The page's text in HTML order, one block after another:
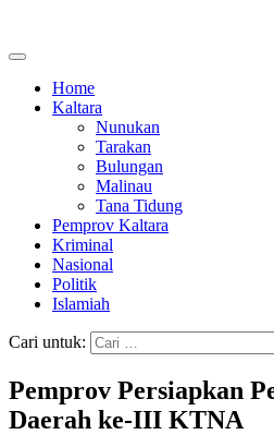
Home
Kaltara
Nunukan
Tarakan
Bulungan
Malinau
Tana Tidung
Pemprov Kaltara
Kriminal
Nasional
Politik
Islamiah
Cari untuk:
Pemprov Persiapkan
Daerah ke-III KTNA